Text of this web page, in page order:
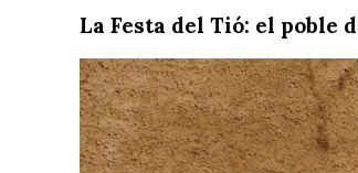
La Festa del Tió: el poble